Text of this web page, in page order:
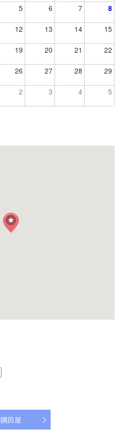
5 6 7 8
12 13 14 15
19 20 21 22
26 27 28 29
2 3 4 5
隅田屋